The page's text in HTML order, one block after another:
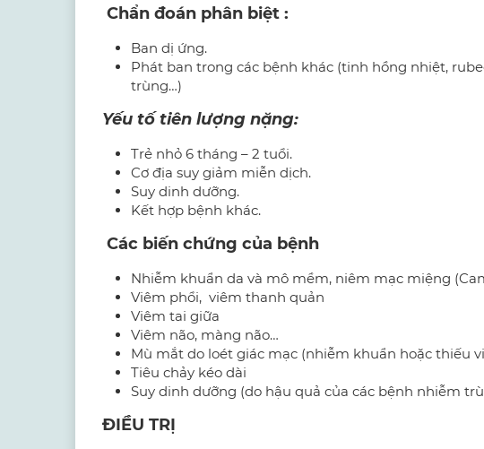
Chẩn đoán phân biệt :
Ban dị ứng.
Phát ban trong các bệnh khác (tinh hồng nhiệt,
trùng…)
Yếu tố tiên lượng nặng:
Trẻ nhỏ 6 tháng – 2 tuổi.
Cơ địa suy giảm miễn dịch.
Suy dinh dưỡng.
Kết hợp bệnh khác.
Các biến chứng của bệnh
Nhiễm khuẩn da và mô mềm, niêm mạc miệng
Viêm phổi, viêm thanh quản
Viêm tai giữa
Viêm não, màng não…
Mù mắt do loét giác mạc (nhiễm khuẩn hoặc thiếu
Tiêu chảy kéo dài
Suy dinh dưỡng (do hậu quả của các bệnh nhiễm
ĐIỀU TRỊ